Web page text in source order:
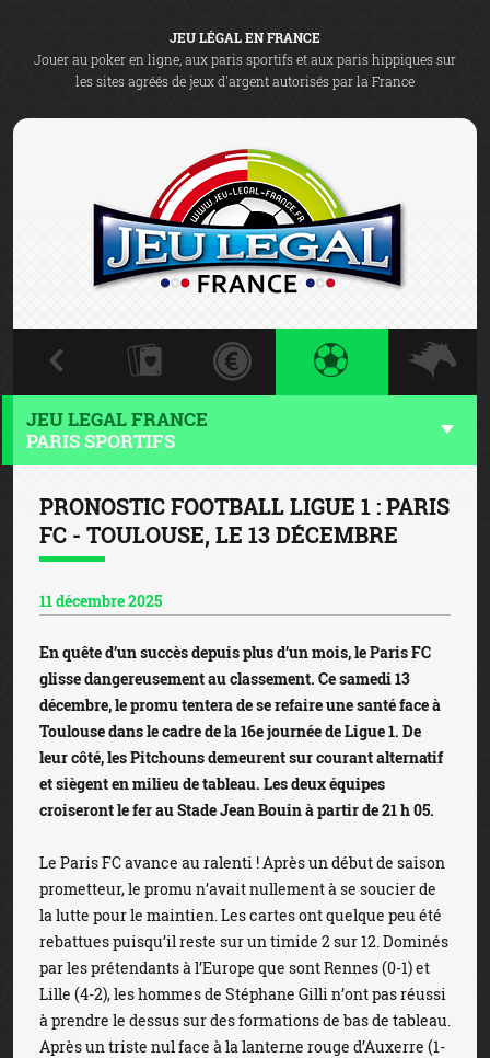
JEU LÉGAL EN FRANCE
Jouer au poker en ligne, aux paris sportifs et aux paris hippiques sur
les sites agréés de jeux d'argent autorisés par la France
JEU LEGAL FRANCE
PARIS SPORTIFS
PRONOSTIC FOOTBALL LIGUE 1 : PARIS
FC - TOULOUSE, LE 13 DÉCEMBRE
11 décembre 2025
En quête d’un succès depuis plus d’un mois, le Paris FC
glisse dangereusement au classement. Ce samedi 13
décembre, le promu tentera de se refaire une santé face à
Toulouse dans le cadre de la 16e journée de Ligue 1. De
leur côté, les Pitchouns demeurent sur courant alternatif
et siègent en milieu de tableau. Les deux équipes
croiseront le fer au Stade Jean Bouin à partir de 21 h 05.
Le Paris FC avance au ralenti ! Après un début de saison
prometteur, le promu n’avait nullement à se soucier de
la lutte pour le maintien. Les cartes ont quelque peu été
rebattues puisqu’il reste sur un timide 2 sur 12. Dominés
par les prétendants à l’Europe que sont Rennes (0-1) et
Lille (4-2), les hommes de Stéphane Gilli n’ont pas réussi
à prendre le dessus sur des formations de bas de tableau.
Après un triste nul face à la lanterne rouge d’Auxerre (1-